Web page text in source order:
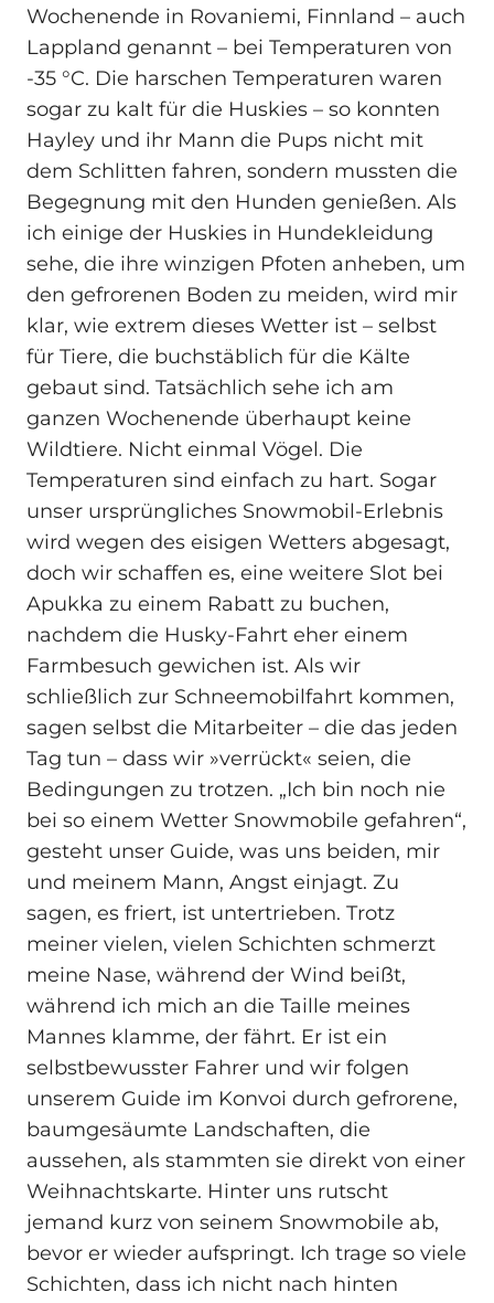
Wochenende in Rovaniemi, Finnland – auch
Lappland genannt – bei Temperaturen von
-35 °C. Die harschen Temperaturen waren
sogar zu kalt für die Huskies – so konnten
Hayley und ihr Mann die Pups nicht mit
dem Schlitten fahren, sondern mussten die
Begegnung mit den Hunden genießen. Als
ich einige der Huskies in Hundekleidung
sehe, die ihre winzigen Pfoten anheben, um
den gefrorenen Boden zu meiden, wird mir
klar, wie extrem dieses Wetter ist – selbst
für Tiere, die buchstäblich für die Kälte
gebaut sind. Tatsächlich sehe ich am
ganzen Wochenende überhaupt keine
Wildtiere. Nicht einmal Vögel. Die
Temperaturen sind einfach zu hart. Sogar
unser ursprüngliches Snowmobil-Erlebnis
wird wegen des eisigen Wetters abgesagt,
doch wir schaffen es, eine weitere Slot bei
Apukka zu einem Rabatt zu buchen,
nachdem die Husky‑Fahrt eher einem
Farmbesuch gewichen ist. Als wir
schließlich zur Schneemobilfahrt kommen,
sagen selbst die Mitarbeiter – die das jeden
Tag tun – dass wir »verrückt« seien, die
Bedingungen zu trotzen. „Ich bin noch nie
bei so einem Wetter Snowmobile gefahren“,
gesteht unser Guide, was uns beiden, mir
und meinem Mann, Angst einjagt. Zu
sagen, es friert, ist untertrieben. Trotz
meiner vielen, vielen Schichten schmerzt
meine Nase, während der Wind beißt,
während ich mich an die Taille meines
Mannes klamme, der fährt. Er ist ein
selbstbewusster Fahrer und wir folgen
unserem Guide im Konvoi durch gefrorene,
baumgesäumte Landschaften, die
aussehen, als stammten sie direkt von einer
Weihnachtskarte. Hinter uns rutscht
jemand kurz von seinem Snowmobile ab,
bevor er wieder aufspringt. Ich trage so viele
Schichten, dass ich nicht nach hinten